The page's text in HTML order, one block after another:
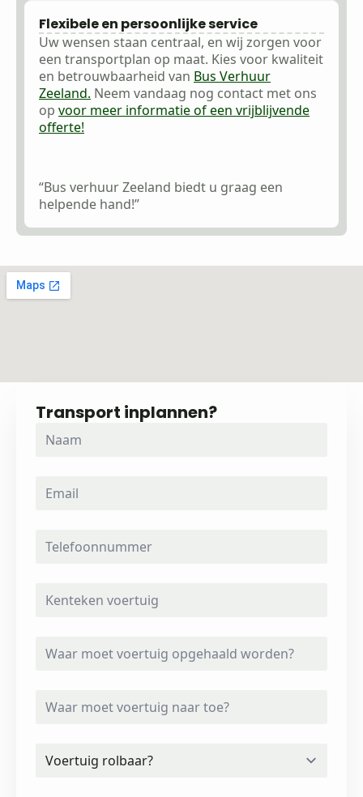
Flexibele en persoonlijke service
Uw wensen staan centraal, en wij zorgen voor
een transportplan op maat. Kies voor kwaliteit
en betrouwbaarheid van Bus Verhuur
Zeeland. Neem vandaag nog contact met ons
op voor meer informatie of een vrijblijvende
offerte!
“Bus verhuur Zeeland biedt u graag een
helpende hand!”
Transport inplannen?
voertuig
moet
moet
rolbaar?